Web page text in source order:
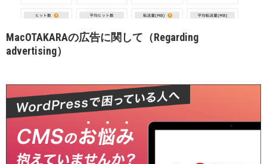
MacOTAKARAの広告に関して（Regarding
advertising）